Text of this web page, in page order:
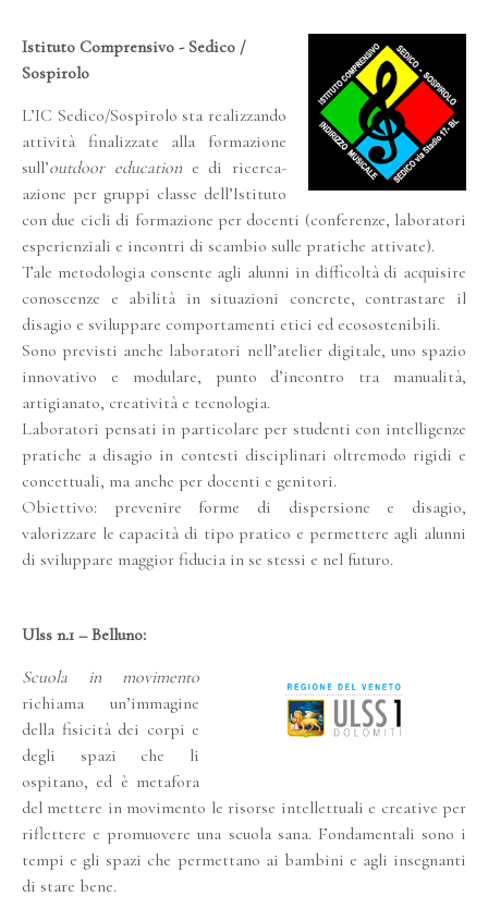
Istituto Comprensivo - Sedico /
Sospirolo
L’IC Sedico/Sospirolo sta realizzando
attività finalizzate alla formazione
sull’outdoor education e di ricerca-
azione per gruppi classe dell’Istituto
con due cicli di formazione per docenti (conferenze, laboratori
esperienziali e incontri di scambio sulle pratiche attivate).
Tale metodologia consente agli alunni in difficoltà di acquisire
conoscenze e abilità in situazioni concrete, contrastare il
disagio e sviluppare comportamenti etici ed ecosostenibili.
Sono previsti anche laboratori nell’atelier digitale, uno spazio
innovativo e modulare, punto d’incontro tra manualità,
artigianato, creatività e tecnologia.
Laboratori pensati in particolare per studenti con intelligenze
pratiche a disagio in contesti disciplinari oltremodo rigidi e
concettuali, ma anche per docenti e genitori.
Obiettivo: prevenire forme di dispersione e disagio,
valorizzare le capacità di tipo pratico e permettere agli alunni
di sviluppare maggior fiducia in se stessi e nel futuro.
Ulss n.1 – Belluno:
Scuola in movimento
richiama un’immagine
della fisicità dei corpi e
degli spazi che li
ospitano, ed è metafora
del mettere in movimento le risorse intellettuali e creative per
riflettere e promuovere una scuola sana. Fondamentali sono i
tempi e gli spazi che permettano ai bambini e agli insegnanti
di stare bene.